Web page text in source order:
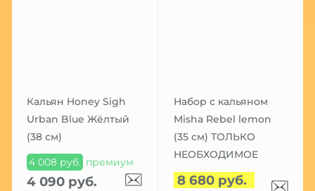
Кальян Honey Sigh
Urban Blue Жёлтый
(38 см)
4 008 руб. премиум
4 090 руб.
Набор с кальяном
Misha Rebel lemon
(35 см) ТОЛЬКО
НЕОБХОДИМОЕ
8 680 руб.